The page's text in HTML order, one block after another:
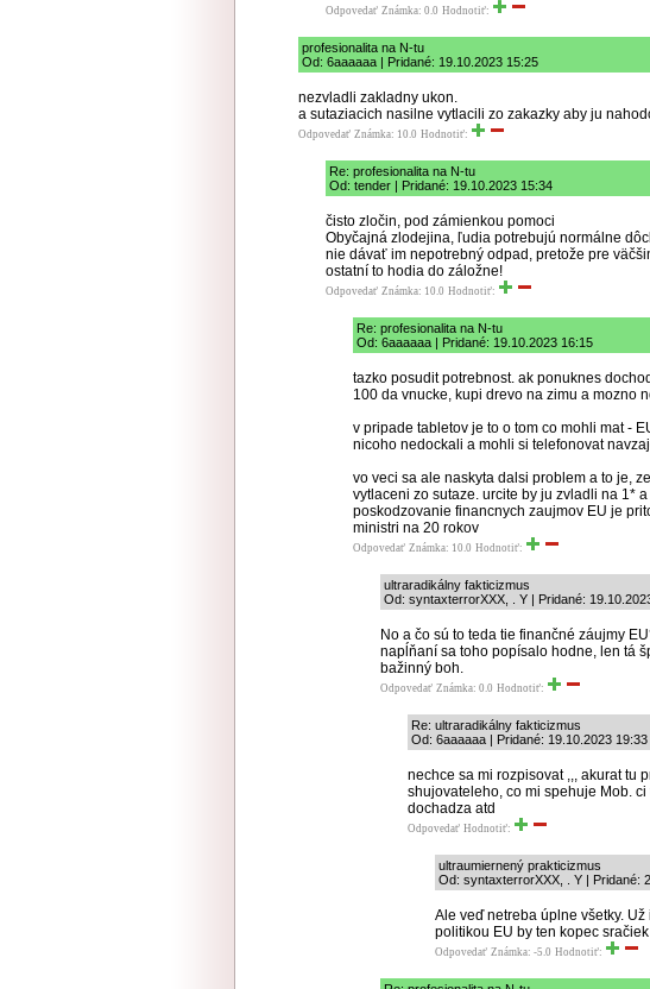
Odpovedať Známka: 0.0 Hodnotiť:
profesionalita na N-tu
Od: 6aaaaaa | Pridané: 19.10.2023 15:25
nezvladli zakladny ukon.
a sutaziacich nasilne vytlacili zo zakazky aby ju
Odpovedať Známka: 10.0 Hodnotiť:
Re: profesionalita na N-tu
Od: tender | Pridané: 19.10.2023 15:34
čisto zločin, pod zámienkou pomoci
Obyčajná zlodejina, ľudia potrebujú normálne
nie dávať im nepotrebný odpad, pretože pre
ostatní to hodia do záložne!
Odpovedať Známka: 10.0 Hodnotiť:
Re: profesionalita na N-tu
Od: 6aaaaaa | Pridané: 19.10.2023 16:15
tazko posudit potrebnost. ak ponuknes
100 da vnucke, kupi drevo na zimu a mozno
v pripade tabletov je to o tom co mohli mat -
nicoho nedockali a mohli si telefonovat
vo veci sa ale naskyta dalsi problem a to je,
vytlaceni zo sutaze. urcite by ju zvladli na 1*
poskodzovanie financnych zaujmov EU je
ministri na 20 rokov
Odpovedať Známka: 10.0 Hodnotiť:
ultraradikálny fakticizmus
Od: syntaxterrorXXX, . Y | Pridané:
No a čo sú to teda tie finančné záujmy
napĺňaní sa toho popísalo hodne, len tá
bažinný boh.
Odpovedať Známka: 0.0 Hodnotiť:
Re: ultraradikálny fakticizmus
Od: 6aaaaaa | Pridané: 19.10.2023 19:33
nechce sa mi rozpisovat ,,, akurat tu
shujovateleho, co mi spehuje Mob.
dochadza atd
Odpovedať Hodnotiť:
ultraumiernený prakticizmus
Od: syntaxterrorXXX, . Y | Pridané:
Ale veď netreba úplne všetky.
politikou EU by ten kopec
Odpovedať Známka: -5.0 Hodnotiť: